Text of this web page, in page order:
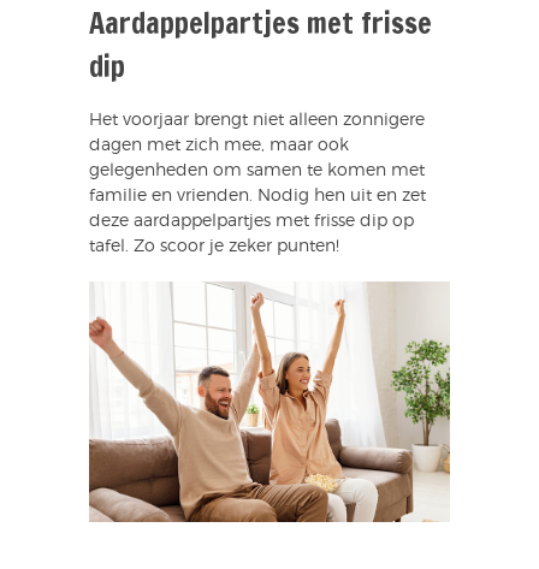
Aardappelpartjes met frisse
dip
Het voorjaar brengt niet alleen zonnigere
dagen met zich mee, maar ook
gelegenheden om samen te komen met
familie en vrienden. Nodig hen uit en zet
deze aardappelpartjes met frisse dip op
tafel. Zo scoor je zeker punten!